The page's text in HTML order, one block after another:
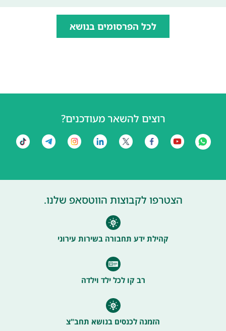
לכל הפרסומים בנושא
רוצים להשאר מעודכנים?
הצטרפו לקבוצות הווטסאפ שלנו.
קהילת ידע תחבורה בשירות עירוני
רב קו לכל ילד וילדה
הזמנה לכנסים בנושא תחב"צ